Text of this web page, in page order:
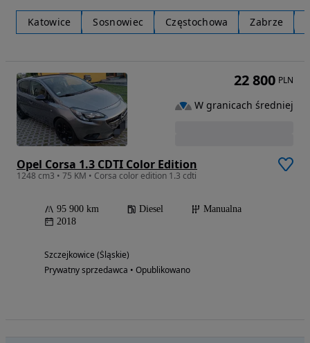
Katowice Sosnowiec Częstochowa Zabrze
Opel Corsa 1.3 CDTI Color Edition
1248 cm3 • 75 KM • Corsa color edition 1.3 cdti
95 900 km Diesel
Manualna
2018
Szczejkowice (Śląskie)
Prywatny sprzedawca • Opublikowano
22 800 PLN
W granicach średniej